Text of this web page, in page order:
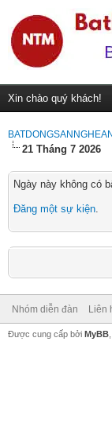
Xin chào quý khách!
BATDONGSANNGHEAN
21 Tháng 7 2026
Ngày này không có
Đăng một sự kiện.
Nhóm diễn đàn Liên
Được cung cấp bởi MyBB